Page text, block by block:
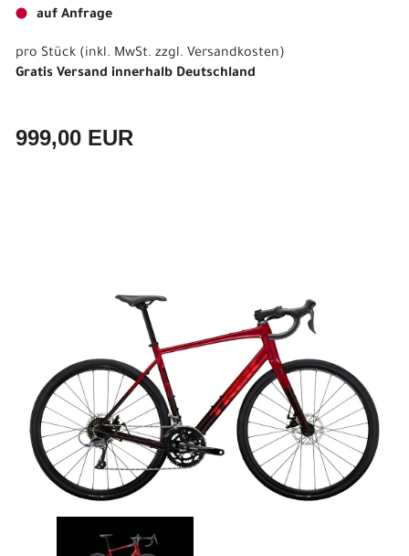
auf Anfrage
pro Stück (inkl. MwSt. zzgl. Versandkosten)
Gratis Versand innerhalb Deutschland
999,00 EUR